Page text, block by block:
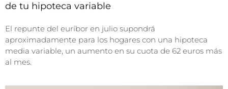
de tu hipoteca variable
El repunte del euríbor en julio supondrá
aproximadamente para los hogares con una hipoteca
media variable, un aumento en su cuota de 62 euros más
al mes.